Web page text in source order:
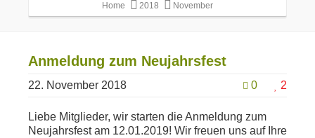
Home 2018 November
Anmeldung zum Neujahrsfest
0 2
22. November 2018
Liebe Mitglieder, wir starten die Anmeldung zum
Neujahrsfest am 12.01.2019! Wir freuen uns auf Ihre